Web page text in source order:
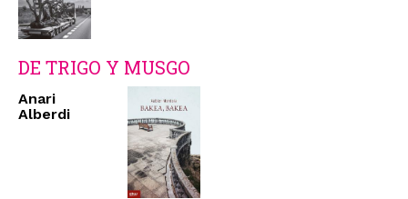
DE TRIGO Y MUSGO
Anari
Alberdi